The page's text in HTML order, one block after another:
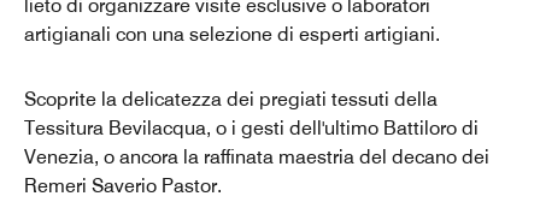
lieto di organizzare visite esclusive o laboratori
artigianali con una selezione di esperti artigiani.
Scoprite la delicatezza dei pregiati tessuti della
Tessitura Bevilacqua, o i gesti dell'ultimo Battiloro di
Venezia, o ancora la raffinata maestria del decano dei
Remeri Saverio Pastor.